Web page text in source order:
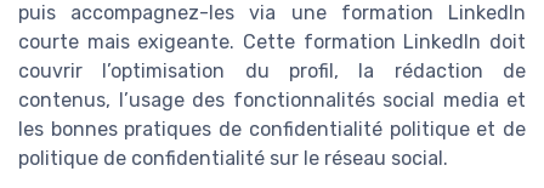
puis accompagnez-les via une formation LinkedIn
courte mais exigeante. Cette formation LinkedIn doit
couvrir l’optimisation du profil, la rédaction de
contenus, l’usage des fonctionnalités social media et
les bonnes pratiques de confidentialité politique et de
politique de confidentialité sur le réseau social.